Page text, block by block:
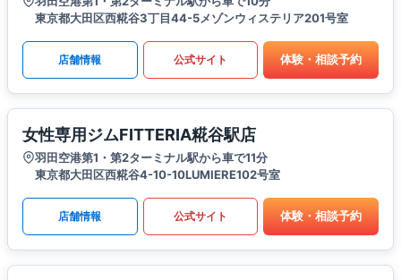
東京都大田区西糀谷3丁目44-5メゾンウィステリア201号室
店舗情報 公式サイト 体験・相談予約
女性専用ジムFITTERIA糀谷駅店
羽田空港第1・第2ターミナル駅から車で11分
東京都大田区西糀谷4-10-10LUMIERE102号室
店舗情報 公式サイト 体験・相談予約